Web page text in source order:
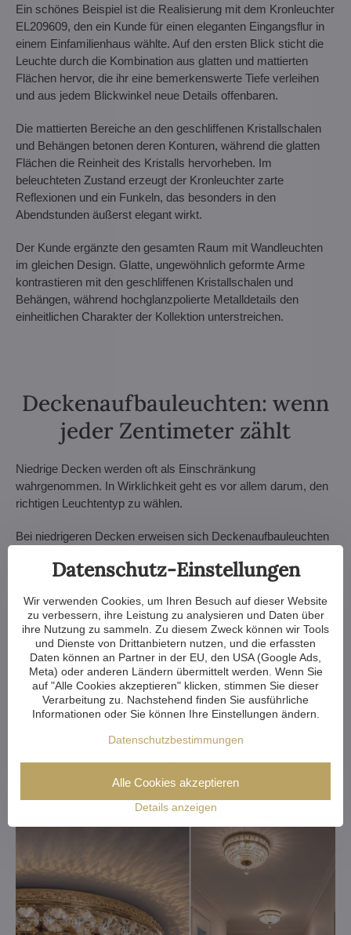
Ein schönes Beispiel ist die Realisierung mit dem Kronleuchter
EL209609, den ein Kunde für einen eleganten Eingangsflur in
einem Einfamilienhaus wählte. Auf den ersten Blick sticht die
Leuchte durch die Kombination aus glatten und mattierten
Flächen hervor, die ihr eine bemerkenswerte Tiefe verleihen
und aus jedem Blickwinkel neue Details offenbaren.
Die mattierten Bereiche an den geschliffenen Kristallschalen
und Behängen betonen deren Konturen, während die glatten
Flächen die Reinheit des Kristalls hervorheben. Im
beleuchteten Zustand erzeugt der Kronleuchter zarte
Reflexionen und ein Funkeln, das besonders in den
Abendstunden äußerst elegant wirkt.
Der Kunde ergänzte den gesamten Raum mit Wandleuchten
im gleichen Design. Glatte, ungewöhnlich geformte Arme
kontrastieren mit den geschliffenen Kristallschalen und
Behängen, während hochglanzpolierte Metalldetails den
einheitlichen Charakter der Kollektion unterstreichen.
Deckenaufbauleuchten: wenn
jeder Zentimeter zählt
Niedrige Decken werden oft als Einschränkung
wahrgenommen. In Wirklichkeit geht es vor allem darum, den
richtigen Leuchtentyp zu wählen.
Bei niedrigeren Decken erweisen sich Deckenaufbauleuchten
schwer, bewahren das Raumgefühl und können dabei
In modernen Wohnungen oder Plattenbauwohnungsfluren
funktionieren sie oft sogar besser als traditionelle Kronleuchter.
Auch die Farbtemperatur des Lichts spielt eine wichtige Rolle.
Zu kühles Licht kann einen Flur in einen kalten, unpersönlichen
Korridor verwandeln. Ein wärmerer Lichtton wirkt ruhiger und
Datenschutz-Einstellungen
Wir verwenden Cookies, um Ihren Besuch auf dieser Website
zu verbessern, ihre Leistung zu analysieren und Daten über
ihre Nutzung zu sammeln. Zu diesem Zweck können wir Tools
und Dienste von Drittanbietern nutzen, und die erfassten
Daten können an Partner in der EU, den USA (Google Ads,
Meta) oder anderen Ländern übermittelt werden. Wenn Sie
auf "Alle Cookies akzeptieren" klicken, stimmen Sie dieser
Verarbeitung zu. Nachstehend finden Sie ausführliche
Informationen oder Sie können Ihre Einstellungen ändern.
Datenschutzbestimmungen
Details anzeigen
Alle Cookies akzeptieren